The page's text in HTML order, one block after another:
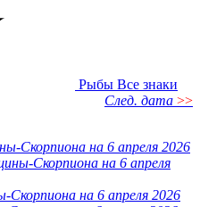
Рыбы Все знаки
След. дата >>
Скорпиона на 6 апреля 2026
Скорпиона на 6 апреля
Скорпиона на 6 апреля 2026